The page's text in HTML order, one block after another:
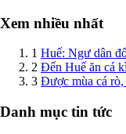
Xem nhiều nhất
1 Huế: Ngư dân
2 Đến Huế ăn cá
3 Được mùa cá
Danh mục tin tức